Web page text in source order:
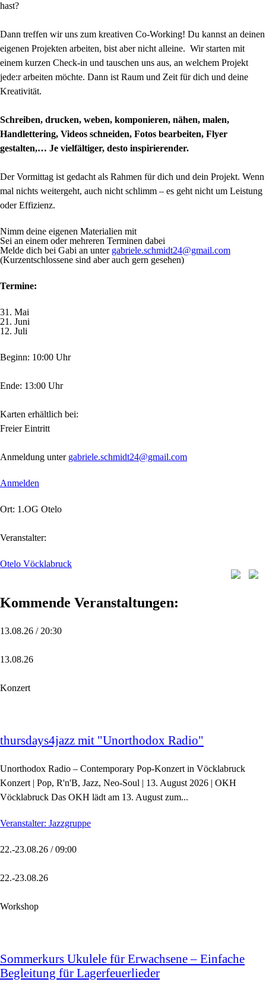
hast?
Dann treffen wir uns zum kreativen Co-Working! Du kannst an deinen
eigenen Projekten arbeiten, bist aber nicht alleine. Wir starten mit
einem kurzen Check-in und tauschen uns aus, an welchem Projekt
jede:r arbeiten möchte. Dann ist Raum und Zeit für dich und deine
Kreativität.
Schreiben, drucken, weben, komponieren, nähen, malen,
Handlettering, Videos schneiden, Fotos bearbeiten, Flyer
gestalten,… Je vielfältiger, desto inspirierender.
Der Vormittag ist gedacht als Rahmen für dich und dein Projekt. Wenn
mal nichts weitergeht, auch nicht schlimm – es geht nicht um Leistung
oder Effizienz.
Nimm deine eigenen Materialien mit
Sei an einem oder mehreren Terminen dabei
Melde dich bei Gabi an unter gabriele.schmidt24@gmail.com
(Kurzentschlossene sind aber auch gern gesehen)
Termine:
31. Mai
21. Juni
12. Juli
Beginn: 10:00 Uhr
Ende: 13:00 Uhr
Karten erhältlich bei:
Freier Eintritt
Anmeldung unter gabriele.schmidt24@gmail.com
Anmelden
Ort: 1.OG Otelo
Veranstalter:
Otelo Vöcklabruck
Kommende Veranstaltungen:
13.08.26 / 20:30
13.08.26
Konzert
thursdays4jazz mit "Unorthodox Radio"
Unorthodox Radio – Contemporary Pop-Konzert in Vöcklabruck
Konzert | Pop, R'n'B, Jazz, Neo-Soul | 13. August 2026 | OKH
Vöcklabruck Das OKH lädt am 13. August zum...
Veranstalter: Jazzgruppe
22.-23.08.26 / 09:00
22.-23.08.26
Workshop
Sommerkurs Ukulele für Erwachsene – Einfache
Begleitung für Lagerfeuerlieder